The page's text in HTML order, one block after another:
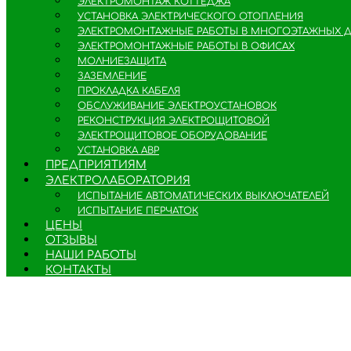
УСТАНОВКА ЭЛЕКТРИЧЕСКОГО ОТОПЛЕНИЯ
ЭЛЕКТРОМОНТАЖНЫЕ РАБОТЫ В МНОГОЭТАЖНЫХ
ЭЛЕКТРОМОНТАЖНЫЕ РАБОТЫ В ОФИСАХ
МОЛНИЕЗАЩИТА
ЗАЗЕМЛЕНИЕ
ПРОКЛАДКА КАБЕЛЯ
ОБСЛУЖИВАНИЕ ЭЛЕКТРОУСТАНОВОК
РЕКОНСТРУКЦИЯ ЭЛЕКТРОЩИТОВОЙ
ЭЛЕКТРОЩИТОВОЕ ОБОРУДОВАНИЕ
УСТАНОВКА АВР
ПРЕДПРИЯТИЯМ
ЭЛЕКТРОЛАБОРАТОРИЯ
ИСПЫТАНИЕ АВТОМАТИЧЕСКИХ ВЫКЛЮЧАТЕЛЕЙ
ИСПЫТАНИЕ ПЕРЧАТОК
ЦЕНЫ
ОТЗЫВЫ
НАШИ РАБОТЫ
КОНТАКТЫ